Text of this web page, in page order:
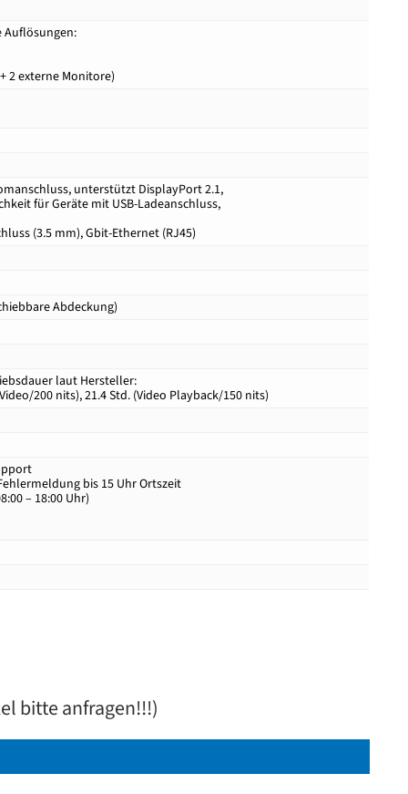
Auflösungen:
2 externe Monitore)
unterstützt DisplayPort 2.1,
für Geräte mit USB-Ladeanschluss,
(3.5 mm), Gbit-Ethernet (RJ45)
Abdeckung)
laut Hersteller:
200 nits), 21.4 Std. (Video Playback/150 nits)
bis 15 Uhr Ortszeit
– 18:00 Uhr)
bitte anfragen!!!)